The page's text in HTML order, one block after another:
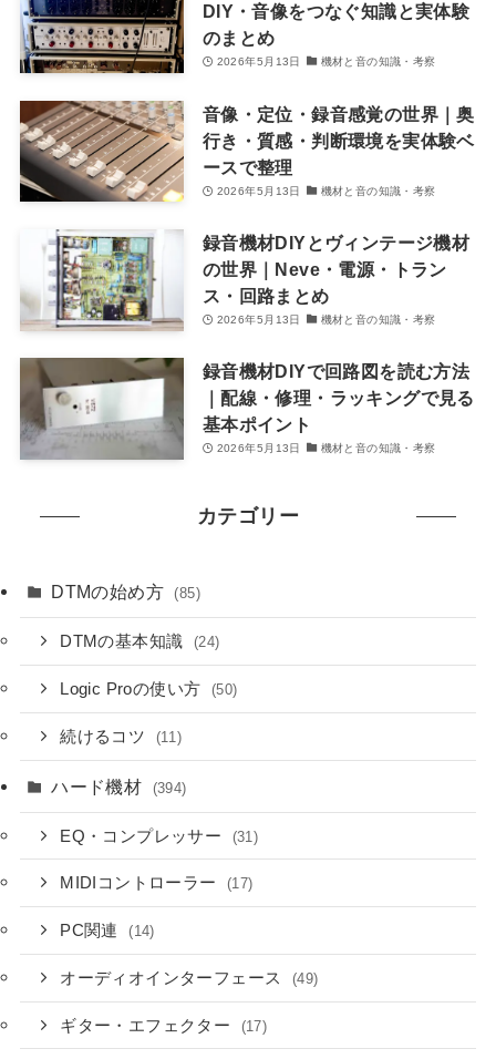
DIY・音像をつなぐ知識と実体験
のまとめ
2026年5月13日 機材と音の知識・考察
音像・定位・録音感覚の世界｜奥
行き・質感・判断環境を実体験ベ
ースで整理
2026年5月13日 機材と音の知識・考察
録音機材DIYとヴィンテージ機材
の世界｜Neve・電源・トラン
ス・回路まとめ
2026年5月13日 機材と音の知識・考察
録音機材DIYで回路図を読む方法
｜配線・修理・ラッキングで見る
基本ポイント
2026年5月13日 機材と音の知識・考察
カテゴリー
DTMの始め方 (85)
DTMの基本知識 (24)
Logic Proの使い方 (50)
続けるコツ (11)
ハード機材 (394)
EQ・コンプレッサー (31)
MIDIコントローラー (17)
PC関連 (14)
オーディオインターフェース (49)
ギター・エフェクター (17)